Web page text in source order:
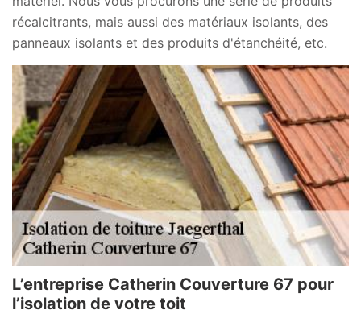
récalcitrants, mais aussi des matériaux isolants, des
panneaux isolants et des produits d'étanchéité, etc.
L’entreprise Catherin Couverture 67 pour
l’isolation de votre toit